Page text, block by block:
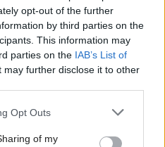
opt-out of the further
by third parties on the
This information may
parties on the IAB’s List of
may further disclose it to other
uses one or more Google
behaviour. You may click to
Opt Outs
of my